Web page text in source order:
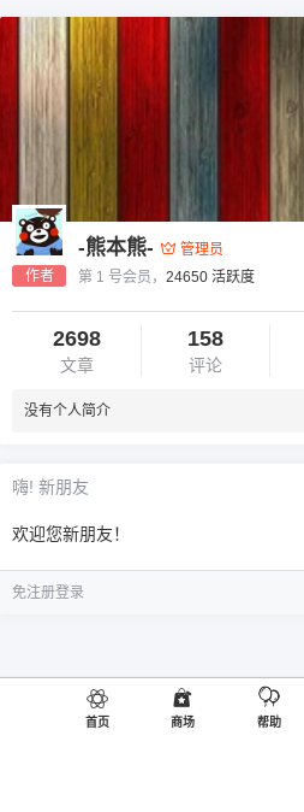
作者
-熊本熊-
管理员
第 1 号会员， 24650 活跃度
2698
文章
158
评论
没有个人简介
嗨! 新朋友
欢迎您新朋友！
免注册登录
首页 商场 帮助